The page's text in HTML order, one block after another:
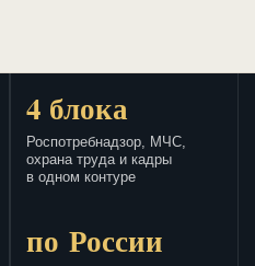
4 блока
Роспотребнадзор, МЧС,
охрана труда и кадры
в одном контуре
по России